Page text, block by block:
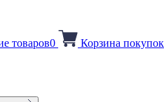
товаров0 Корзина покупок